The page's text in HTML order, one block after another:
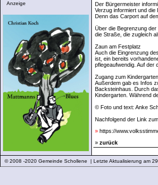
Anzeige
Der Bürgermeister
Verzug informiert und die
Denn das Carport auf
Über die Begrenzung
die Straße, die zugleich
Zaun am Festplatz
Auch die Eingrenzung
ist, ein bereits
pflegeaufwendig. Auf der
Zugang zum Kindergarten
Außerdem gab es Infos
Backsteinhaus. Durch
Kindergarten. Während
© Foto und text: Anke
Nachfolgend der Link
» https://
» zurück
© 2008 -2020 Gemeinde Schollene | Letzte Aktualisierung am